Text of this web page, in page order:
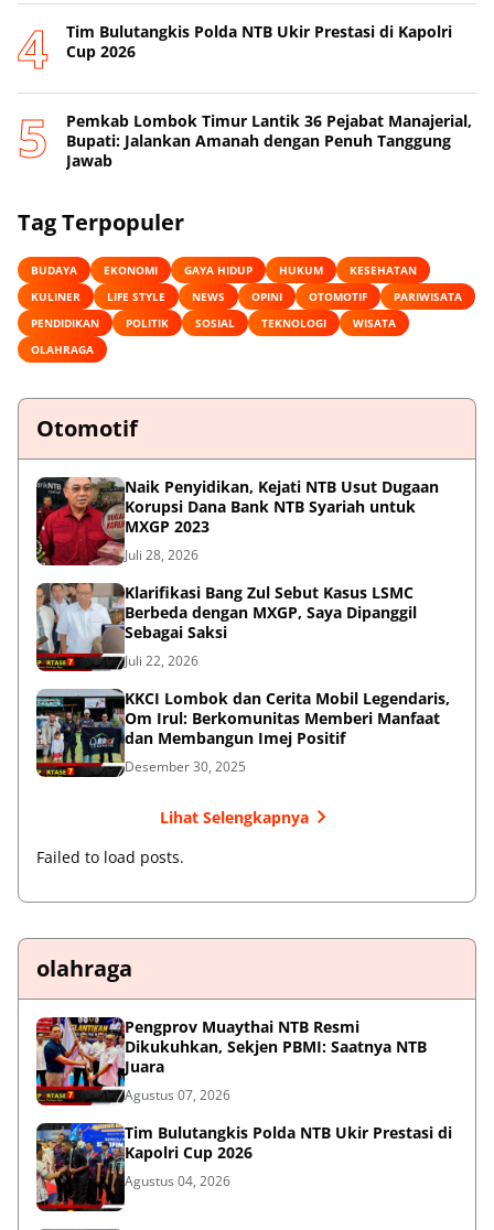
Tim Bulutangkis Polda NTB Ukir Prestasi di Kapolri
Cup 2026
Pemkab Lombok Timur Lantik 36 Pejabat Manajerial,
Bupati: Jalankan Amanah dengan Penuh Tanggung
Jawab
Tag Terpopuler
BUDAYA EKONOMI GAYA HIDUP HUKUM
KESEHATAN
KULINER
LIFE STYLE NEWS OPINI OTOMOTIF
PARIWISATA
PENDIDIKAN
POLITIK SOSIAL TEKNOLOGI
WISATA
OLAHRAGA
Otomotif
Naik Penyidikan, Kejati NTB Usut Dugaan
Korupsi Dana Bank NTB Syariah untuk
MXGP 2023
Juli 28, 2026
Klarifikasi Bang Zul Sebut Kasus LSMC
Berbeda dengan MXGP, Saya Dipanggil
Sebagai Saksi
Juli 22, 2026
KKCI Lombok dan Cerita Mobil Legendaris,
Om Irul: Berkomunitas Memberi Manfaat
dan Membangun Imej Positif
Desember 30, 2025
Lihat Selengkapnya
Failed to load posts.
olahraga
Pengprov Muaythai NTB Resmi
Dikukuhkan, Sekjen PBMI: Saatnya NTB
Juara
Agustus 07, 2026
Tim Bulutangkis Polda NTB Ukir Prestasi di
Kapolri Cup 2026
Agustus 04, 2026